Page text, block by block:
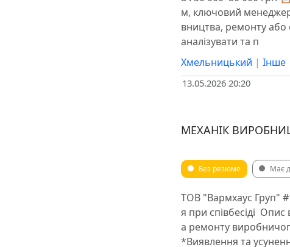
м, ключовий менеджер
вництва, ремонту або
аналізувати та п
Хмельницький | Інше
13.05.2026 20:20
МЕХАНІК
Без резюме Має
ТОВ "Вармхаус Груп"
я при співбесіді
а ремонту
*Виявлення та